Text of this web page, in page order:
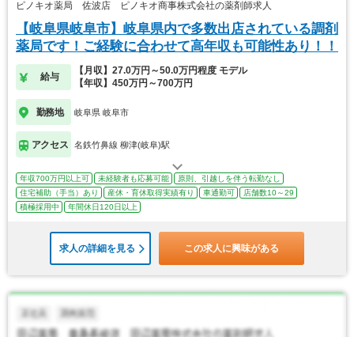
ピノキオ薬局 佐波店 ピノキオ商事株式会社の薬剤師求人
【岐阜県岐阜市】岐阜県内で多数出店されている調剤
薬局です！ご経験に合わせて高年収も可能性あり！！
給与
【月収】27.0万円～50.0万円程度 モデル
【年収】450万円～700万円
勤務地 岐阜県 岐阜市
アクセス 名鉄竹鼻線 柳津(岐阜)駅
年収700万円以上可 未経験者も応募可能
原則、引越しを伴う転勤なし
住宅補助（手当）あり
産休・育休取得実績有り 車通勤可
店舗数10～29
積極採用中
年間休日120日以上
求人の詳細を見る この求人に興味がある